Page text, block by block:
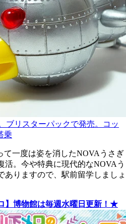
ブリスターパックで発売。コッ
乗
て一度は姿を消したNOVAうさぎ
活。今や特典に現代的なNOVAう
ありますので、駅前留学しましょ
】博物館は毎週水曜日更新！★